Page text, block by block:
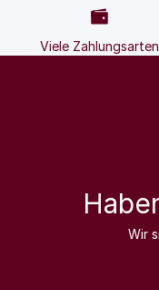
Viele Zahlungsarten
Wir